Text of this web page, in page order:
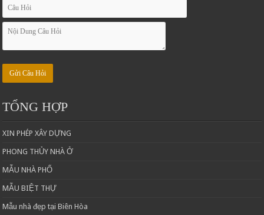
TỔNG HỢP
XIN PHÉP XÂY DỰNG
PHONG THỦY NHÀ Ở
MẪU NHÀ PHỐ
MẪU BIỆT THỰ
Mẫu nhà đẹp tại Biên Hòa